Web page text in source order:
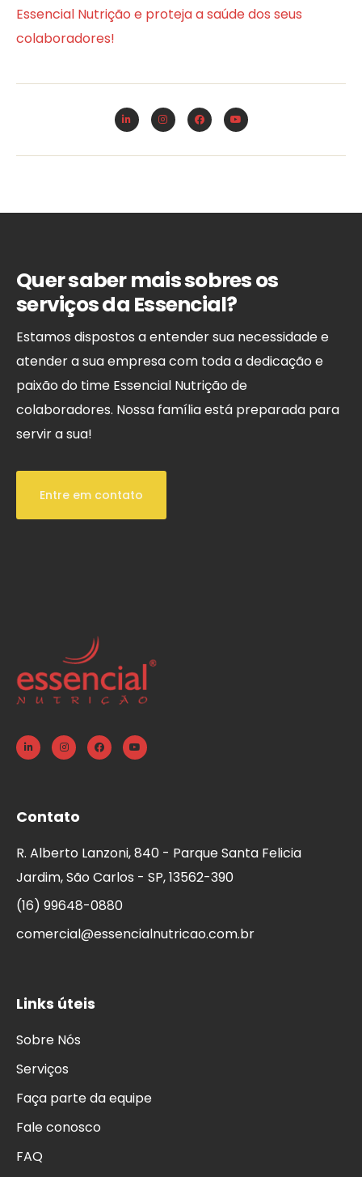
Essencial Nutrição e proteja a saúde dos seus
colaboradores!
Quer saber mais sobres os
serviços da Essencial?
Estamos dispostos a entender sua necessidade e
atender a sua empresa com toda a dedicação e
paixão do time Essencial Nutrição de
colaboradores. Nossa família está preparada para
servir a sua!
Entre em contato
Contato
R. Alberto Lanzoni, 840 - Parque Santa Felicia
Jardim, São Carlos - SP, 13562-390
(16) 99648-0880
comercial@essencialnutricao.com.br
Links úteis
Sobre Nós
Serviços
Faça parte da equipe
Fale conosco
FAQ